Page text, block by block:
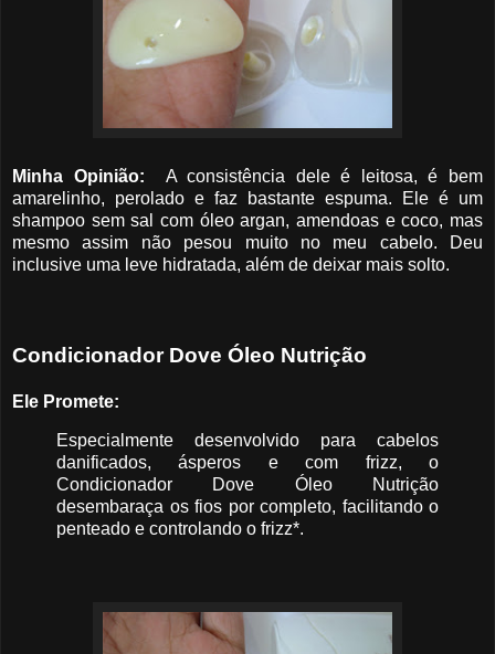
Minha Opinião:
A consistência dele é leitosa, é bem
amarelinho, perolado e faz bastante espuma. Ele é um
shampoo sem sal com óleo argan, amendoas e coco, mas
mesmo assim não pesou muito no meu cabelo. Deu
inclusive uma leve hidratada, além de deixar mais solto.
Condicionador Dove Óleo Nutrição
Ele Promete:
Especialmente desenvolvido para cabelos
danificados, ásperos e com frizz, o
Condicionador Dove Óleo Nutrição
desembaraça os fios por completo, facilitando o
penteado e controlando o frizz*.